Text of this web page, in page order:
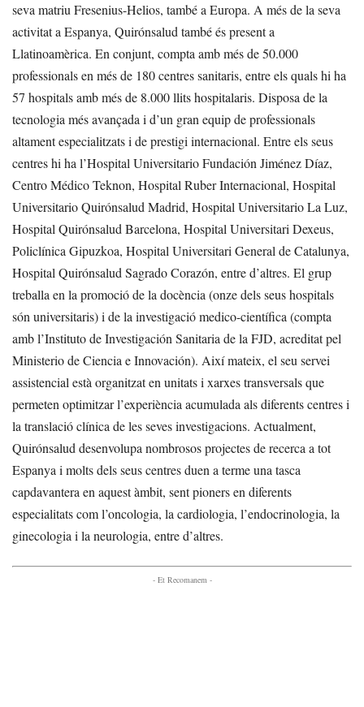
seva matriu Fresenius-Helios, també a Europa. A més de la seva
activitat a Espanya, Quirónsalud també és present a
Llatinoamèrica. En conjunt, compta amb més de 50.000
professionals en més de 180 centres sanitaris, entre els quals hi ha
57 hospitals amb més de 8.000 llits hospitalaris. Disposa de la
tecnologia més avançada i d’un gran equip de professionals
altament especialitzats i de prestigi internacional. Entre els seus
centres hi ha l’Hospital Universitario Fundación Jiménez Díaz,
Centro Médico Teknon, Hospital Ruber Internacional, Hospital
Universitario Quirónsalud Madrid, Hospital Universitario La Luz,
Hospital Quirónsalud Barcelona, Hospital Universitari Dexeus,
Policlínica Gipuzkoa, Hospital Universitari General de Catalunya,
Hospital Quirónsalud Sagrado Corazón, entre d’altres. El grup
treballa en la promoció de la docència (onze dels seus hospitals
són universitaris) i de la investigació medico-científica (compta
amb l’Instituto de Investigación Sanitaria de la FJD, acreditat pel
Ministerio de Ciencia e Innovación). Així mateix, el seu servei
assistencial està organitzat en unitats i xarxes transversals que
permeten optimitzar l’experiència acumulada als diferents centres i
la translació clínica de les seves investigacions. Actualment,
Quirónsalud desenvolupa nombrosos projectes de recerca a tot
Espanya i molts dels seus centres duen a terme una tasca
capdavantera en aquest àmbit, sent pioners en diferents
especialitats com l’oncologia, la cardiologia, l’endocrinologia, la
ginecologia i la neurologia, entre d’altres.
- Et Recomanem -